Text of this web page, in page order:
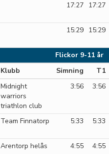
17:27 17:27
15:29 15:29
Flickor 9-11 år
Klubb Simning
T1
Midnight
warriors
triathlon club
3:56 3:56
Team Finnatorp 5:33 5:33
Arentorp helås 4:55 4:55